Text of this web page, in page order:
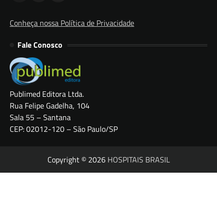
Conheça nossa Política de Privacidade
Fale Conosco
Publimed Editora Ltda.
Rua Felipe Gadelha, 104
Sala 55 – Santana
CEP: 02012-120 – São Paulo/SP
Copyright © 2026 HOSPITAIS BRASIL